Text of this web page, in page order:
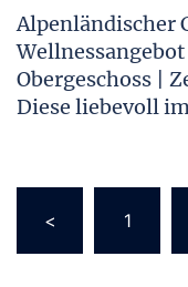
Alpenländischer
Obergeschoss |
Diese liebevoll
der
Beiträge
< 1